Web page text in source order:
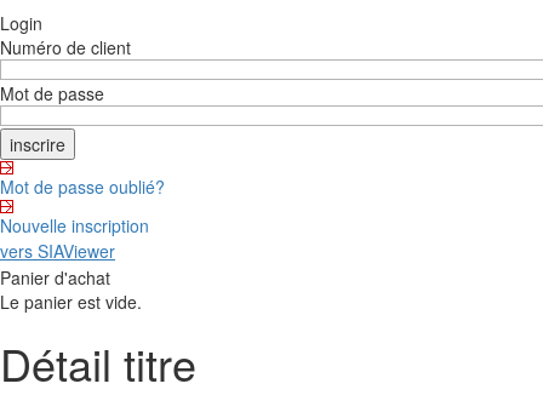
Login
Numéro de client
Mot de passe
Mot de passe oublié?
Nouvelle inscription
vers SIAViewer
Panier d'achat
Le panier est vide.
Détail titre